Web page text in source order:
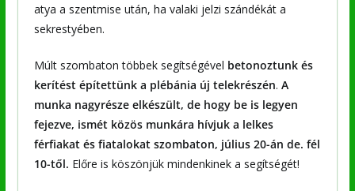
atya a szentmise után, ha valaki jelzi szándékát a
sekrestyében.
Múlt szombaton többek segítségével betonoztunk és
kerítést építettünk a plébánia új telekrészén. A
munka nagyrésze elkészült, de hogy be is legyen
fejezve, ismét közös munkára hívjuk a lelkes
férfiakat és fiatalokat szombaton, július 20-án de. fél
10-től. Előre is köszönjük mindenkinek a segítségét!